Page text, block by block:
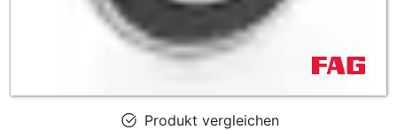
Produkt vergleichen